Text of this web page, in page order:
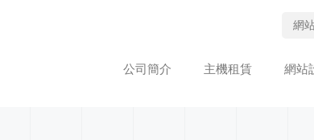
網
公司簡介 主機租賃 網站